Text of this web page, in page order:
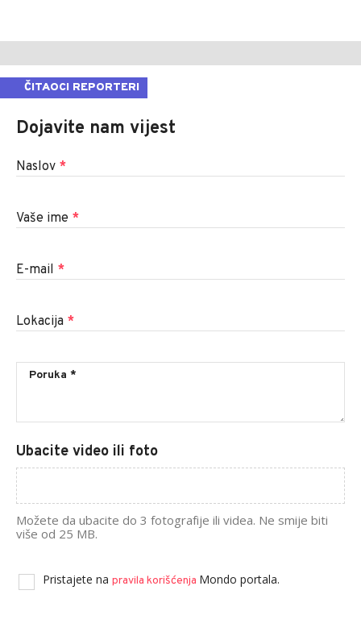
ČITAOCI REPORTERI
Dojavite nam vijest
Naslov *
Vaše ime *
E-mail *
Lokacija *
Ubacite video ili foto
Možete da ubacite do 3 fotografije ili videa. Ne smije biti
više od 25 MB.
Pristajete na pravila korišćenja Mondo portala.